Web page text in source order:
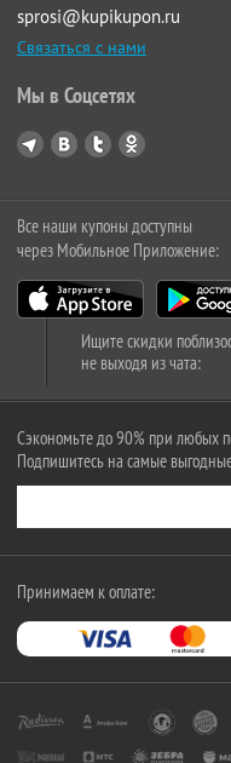
sprosi@kupikupon.ru
Связаться с нами
Мы в Соцсетях
Все наши купоны доступны
через Мобильное Приложение:
Ищите скидки
не выходя из чата:
Сэкономьте до 90% при любых
Подпишитесь на самые
Принимаем к оплате: